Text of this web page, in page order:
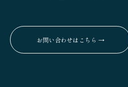
お問い合わせはこちら →